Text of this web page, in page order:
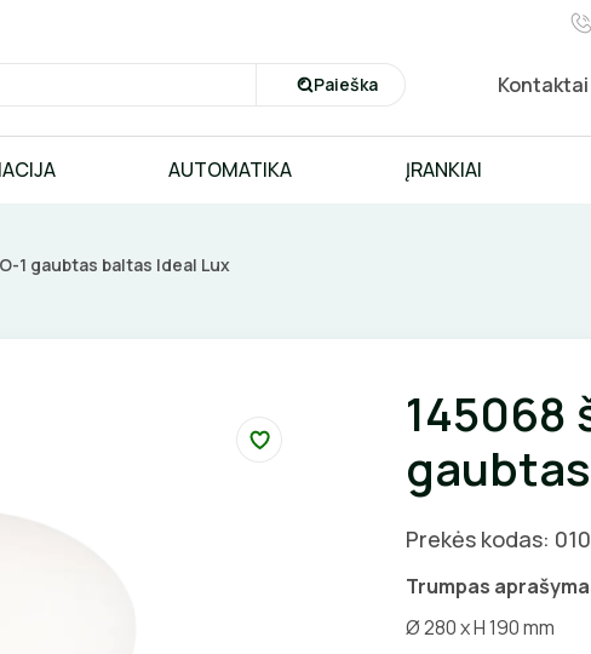
Paieška Kontaktai
AUTOMATIKA ĮRANKIAI
1 gaubtas baltas Ideal Lux
145068
Prekės kodas:
Trumpas
Ø 280 x H 190 mm